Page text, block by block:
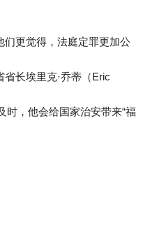
更觉得，法庭定罪更加公
长埃里克·乔蒂（Eric
时，他会给国家治安带来“福